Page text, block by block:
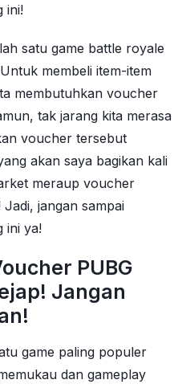
ini!
satu game battle royale
membeli item-item
membutuhkan voucher
tak jarang kita merasa
voucher tersebut
akan saya bagikan kali
meraup voucher
jangan sampai
ini ya!
PUBG
Jangan
game paling populer
dan gameplay